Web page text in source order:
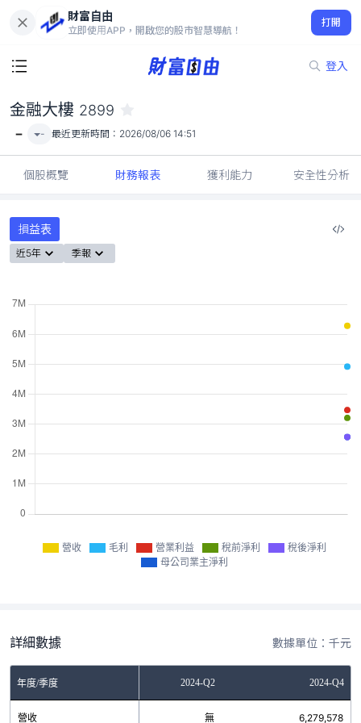
財富自由
立即使用APP，開啟您的股市智慧導航！
打開
登入
-
金融大樓 2899
- - 最近更新時間： 2026/08/06 14:51
個股概覽 財務報表 獲利能力 安全性分析
損益表
近5年 季報
營收 毛利 營業利益 稅前淨利
稅後淨利
母公司業主淨利
詳細數據 數據單位：千元
年度/季度2023-Q4 2024-Q2 2024-Q4
營收 無 6,279,578